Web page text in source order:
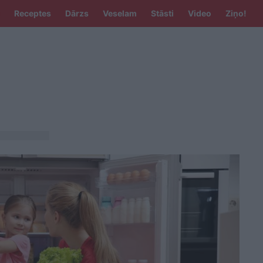
Receptes Dārzs Veselam Stāsti Video Ziņo!